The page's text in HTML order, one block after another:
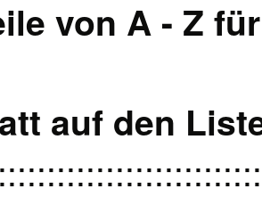
von A - Z
auf den